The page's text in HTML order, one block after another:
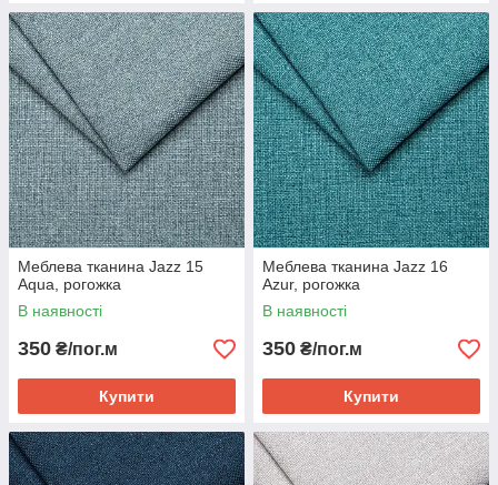
Меблева тканина Jazz 15
Aqua, рогожка
В наявності
350 ₴/пог.м
Купити
Меблева тканина Jazz 16
Azur, рогожка
В наявності
350 ₴/пог.м
Купити